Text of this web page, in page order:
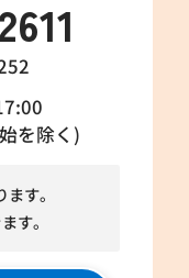
を除く)
す。
す。